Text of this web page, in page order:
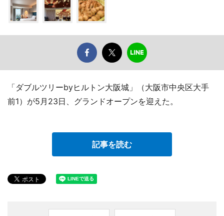
「ダブルツリーbyヒルトン大阪城」（大阪市中央区大手
前1）が5月23日、グランドオープンを迎えた。
記事を読む